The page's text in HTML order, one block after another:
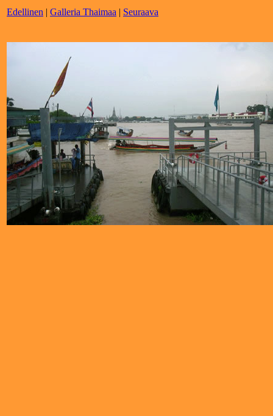
Edellinen | Galleria Thaimaa | Seuraava